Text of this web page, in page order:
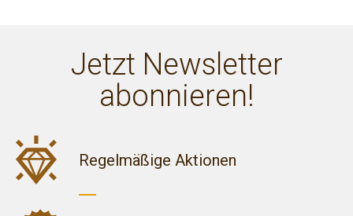
Jetzt Newsletter
abonnieren!
Regelmäßige Aktionen